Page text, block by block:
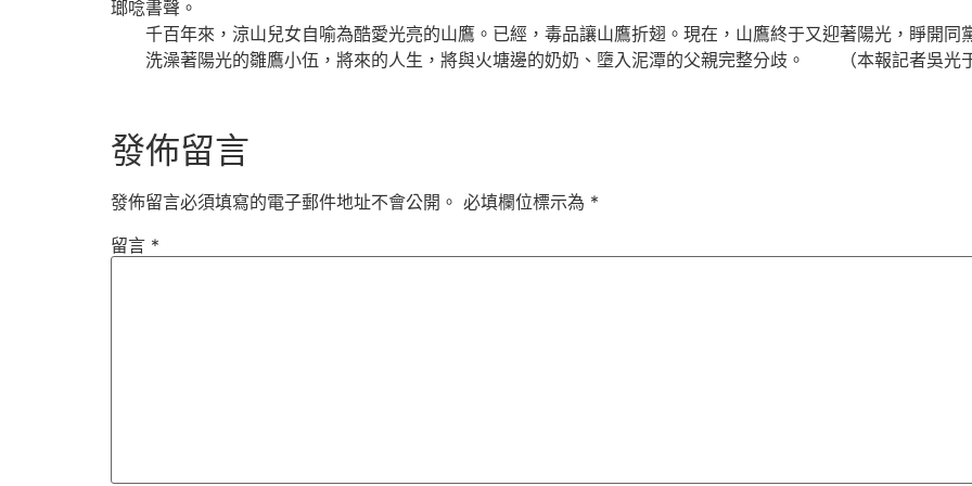
瑯唸書聲。
千百年來，涼山兒女自喻為酷愛光亮的山鷹。已經，毒品讓山鷹折翅。現在，山鷹終于又迎著陽光，睜開同
洗澡著陽光的雛鷹小伍，將來的人生，將與火塘邊的奶奶、墮入泥潭的父親完整分歧。 （本報記者吳光于
發佈留言
發佈留言必須填寫的電子郵件地址不會公開。 必填欄位標示為 *
留言 *